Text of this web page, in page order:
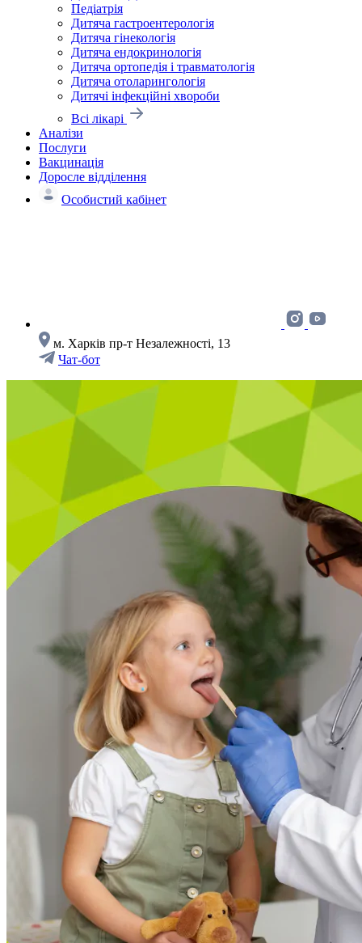
Педіатрія
Дитяча гастроентерологія
Дитяча гінекологія
Дитяча ендокринологія
Дитяча ортопедія і травматологія
Дитяча отоларингологія
Дитячі інфекційні хвороби
Всі лікарі
Аналізи
Послуги
Вакцинація
Доросле відділення
Особистий кабінет
м. Харків пр-т Незалежності, 13
Чат-бот